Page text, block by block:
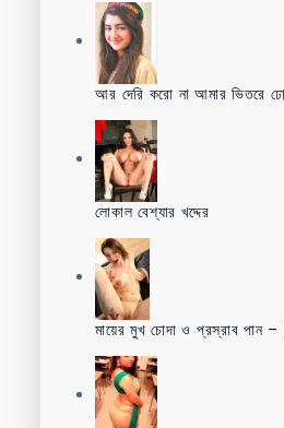
আর দেরি করো না আমার ভিতরে
লোকাল বেশ্যার খদ্দের
মায়ের মুখ চোদা ও প্রস্রাব পান –